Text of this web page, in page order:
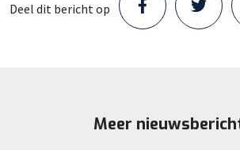
Deel dit bericht op
Meer
Staad heeft een locatie betrokken in
Meedenkende collega’s zijn